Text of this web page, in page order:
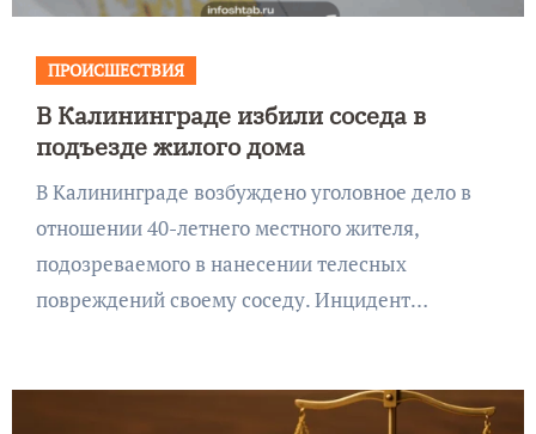
ПРОИСШЕСТВИЯ
В Калининграде избили соседа в
подъезде жилого дома
В Калининграде возбуждено уголовное дело в
отношении 40-летнего местного жителя,
подозреваемого в нанесении телесных
повреждений своему соседу. Инцидент…